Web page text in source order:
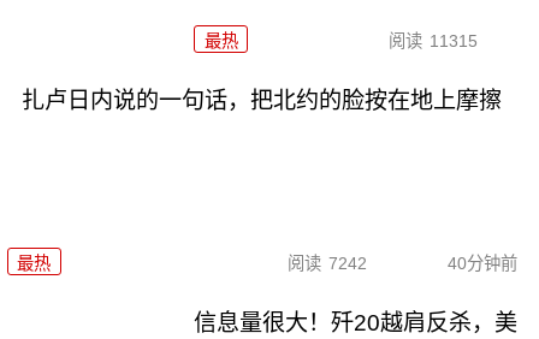
最热 阅读 11315
扎卢日内说的一句话，把北约的脸按在地上摩擦
最热 阅读 7242 40分钟前
信息量很大！歼20越肩反杀，美